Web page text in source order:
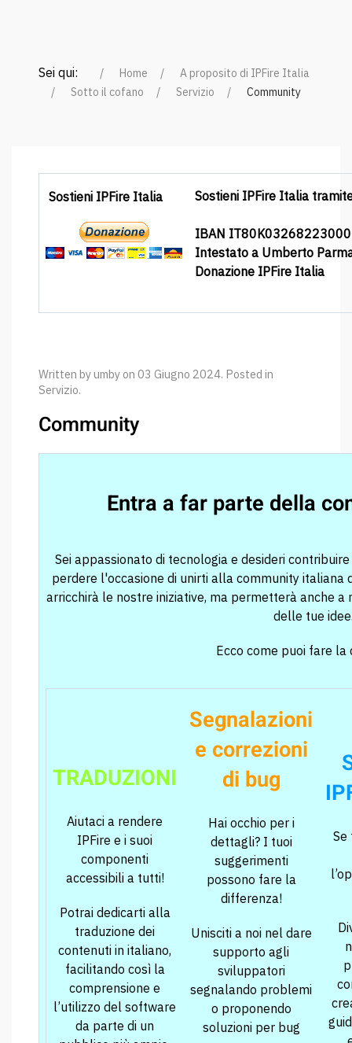
Sei qui: Home
A proposito di IPFire Italia
Sotto il cofano
Servizio Community
Sostieni IPFire Italia Sostieni IPFire Italia
IBAN
Intestato a Umberto
Donazione IPFire Italia
Written by umby on 03 Giugno 2024. Posted in
Servizio.
Community
Entra a far parte della
Sei appassionato di tecnologia e desideri
perdere l'occasione di unirti alla community italiana
arricchirà le nostre iniziative, ma permetterà anche
delle tue
Ecco come puoi fare la
TRADUZIONI
Aiutaci a rendere
IPFire e i suoi
componenti
accessibili a tutti!
Potrai dedicarti alla
traduzione dei
contenuti in italiano,
facilitando così la
comprensione e
l’utilizzo del software
da parte di un
Segnalazioni
e correzioni
di bug
Hai occhio per i
dettagli? I tuoi
suggerimenti
possono fare la
differenza!
Unisciti a noi nel dare
supporto agli
sviluppatori
segnalando problemi
o proponendo
soluzioni per bug
Se